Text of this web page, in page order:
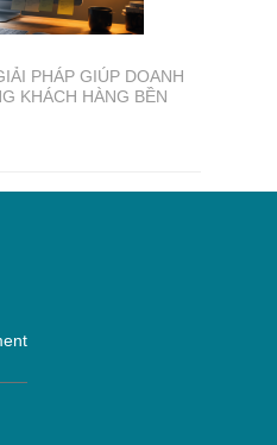
PHÁP GIÚP DOANH
KHÁCH HÀNG BỀN